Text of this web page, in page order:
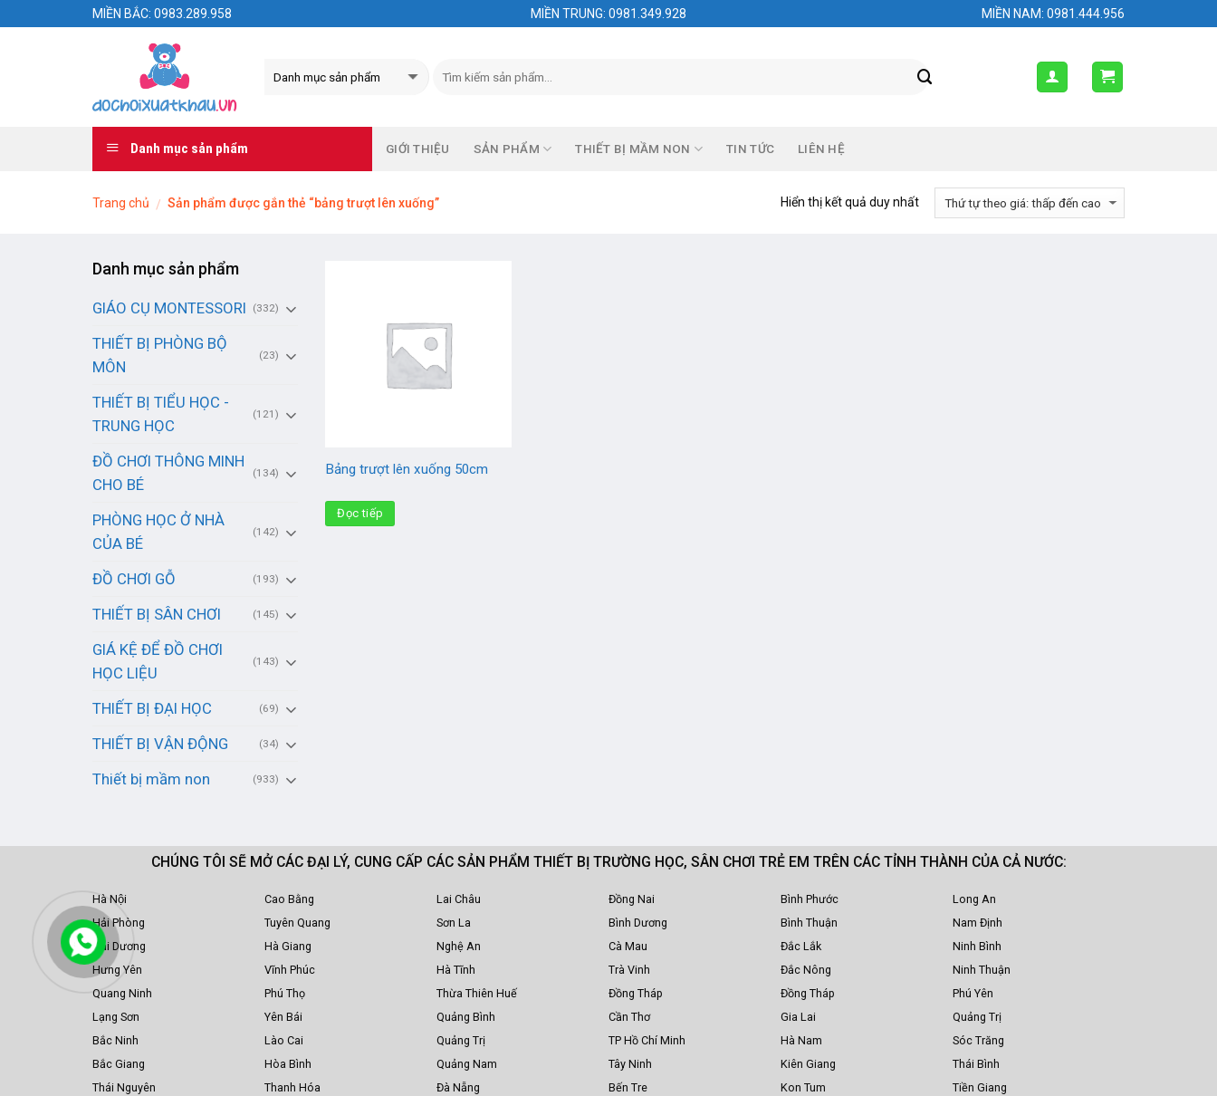
MIỀN BẮC: 0983.289.958 MIỀN TRUNG: 0981.349.928 MIỀN NAM: 0981.444.956
Danh mục sản phẩm GIỚI THIỆU SẢN PHẨM THIẾT BỊ MẦM NON TIN TỨC LIÊN HỆ
Trang chủ / Sản phẩm được gắn thẻ “bảng trượt lên xuống” Hiển thị kết quả duy nhất
Danh mục sản phẩm
GIÁO CỤ MONTESSORI (332)
THIẾT BỊ PHÒNG BỘ
MÔN
(23)
THIẾT BỊ TIỂU HỌC -
TRUNG HỌC
(121)
ĐỒ CHƠI THÔNG MINH
CHO BÉ
(134)
PHÒNG HỌC Ở NHÀ
CỦA BÉ
(142)
ĐỒ CHƠI GỖ (193)
THIẾT BỊ SÂN CHƠI (145)
GIÁ KỆ ĐỂ ĐỒ CHƠI
HỌC LIỆU
(143)
THIẾT BỊ ĐẠI HỌC (69)
THIẾT BỊ VẬN ĐỘNG (34)
Thiết bị mầm non (933)
Bảng trượt lên xuống 50cm
Đọc tiếp
CHÚNG TÔI SẼ MỞ CÁC ĐẠI LÝ, CUNG CẤP CÁC SẢN PHẨM THIẾT BỊ TRƯỜNG HỌC, SÂN CHƠI TRẺ EM TRÊN CÁC TỈNH THÀNH CỦA CẢ NƯỚC:
Hà Nội
Hải Phòng
Hải Dương
Hưng Yên
Quang Ninh
Lạng Sơn
Bắc Ninh
Bắc Giang
Thái Nguyên
Cao Bằng
Tuyên Quang
Hà Giang
Vĩnh Phúc
Phú Thọ
Yên Bái
Lào Cai
Hòa Bình
Thanh Hóa
Lai Châu
Sơn La
Nghệ An
Hà Tĩnh
Thừa Thiên Huế
Quảng Bình
Quảng Trị
Quảng Nam
Đà Nẵng
Đồng Nai
Bình Dương
Cà Mau
Trà Vinh
Đồng Tháp
Cần Thơ
TP Hồ Chí Minh
Tây Ninh
Bến Tre
Bình Phước
Bình Thuận
Đắc Lắk
Đắc Nông
Đồng Tháp
Gia Lai
Hà Nam
Kiên Giang
Kon Tum
Long An
Nam Định
Ninh Bình
Ninh Thuận
Phú Yên
Quảng Trị
Sóc Trăng
Thái Bình
Tiền Giang